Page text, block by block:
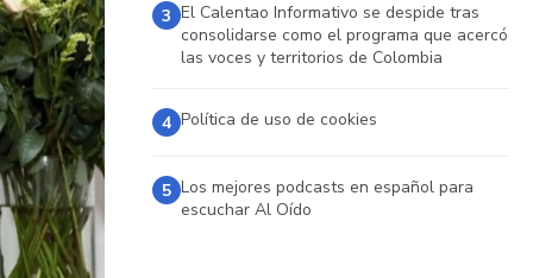
3 El Calentao Informativo se despide tras
consolidarse como el programa que acercó
las voces y territorios de Colombia
4 Política de uso de cookies
5 Los mejores podcasts en español para
escuchar Al Oído